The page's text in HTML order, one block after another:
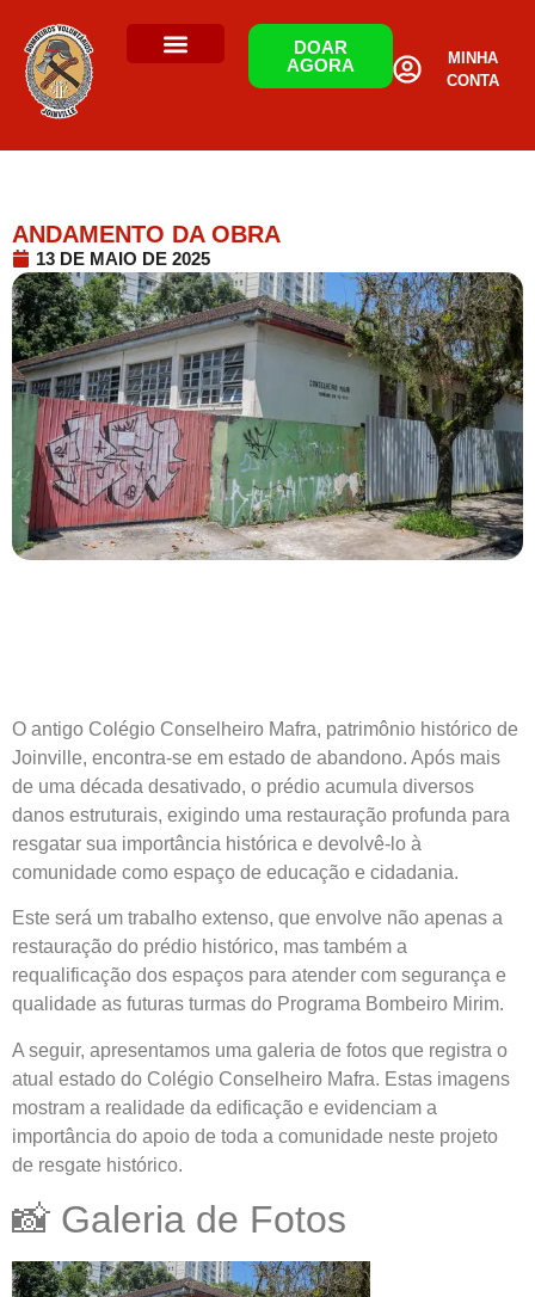
DOAR
AGORA
MINHA
CONTA
ANDAMENTO DA OBRA
13 DE MAIO DE 2025
O antigo Colégio Conselheiro Mafra, patrimônio histórico de
Joinville, encontra-se em estado de abandono. Após mais
de uma década desativado, o prédio acumula diversos
danos estruturais, exigindo uma restauração profunda para
resgatar sua importância histórica e devolvê-lo à
comunidade como espaço de educação e cidadania.
Este será um trabalho extenso, que envolve não apenas a
restauração do prédio histórico, mas também a
requalificação dos espaços para atender com segurança e
qualidade as futuras turmas do Programa Bombeiro Mirim.
A seguir, apresentamos uma galeria de fotos que registra o
atual estado do Colégio Conselheiro Mafra. Estas imagens
mostram a realidade da edificação e evidenciam a
importância do apoio de toda a comunidade neste projeto
de resgate histórico.
📸 Galeria de Fotos